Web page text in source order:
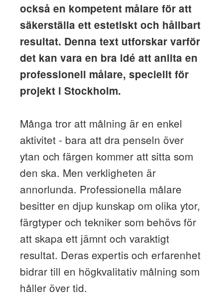
också en kompetent målare för att
säkerställa ett estetiskt och hållbart
resultat. Denna text utforskar varför
det kan vara en bra idé att anlita en
professionell målare, speciellt för
projekt i Stockholm.
Många tror att målning är en enkel
aktivitet - bara att dra penseln över
ytan och färgen kommer att sitta som
den ska. Men verkligheten är
annorlunda. Professionella målare
besitter en djup kunskap om olika ytor,
färgtyper och tekniker som behövs för
att skapa ett jämnt och varaktigt
resultat. Deras expertis och erfarenhet
bidrar till en högkvalitativ målning som
håller över tid.